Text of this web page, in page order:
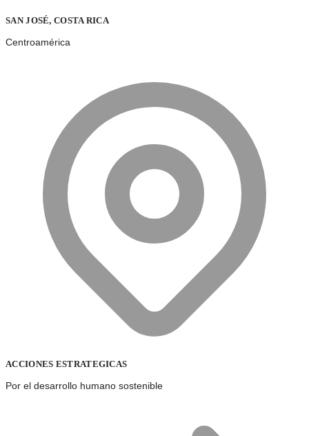
SAN JOSÉ, COSTA RICA
Centroamérica
ACCIONES ESTRATEGICAS
Por el desarrollo humano sostenible